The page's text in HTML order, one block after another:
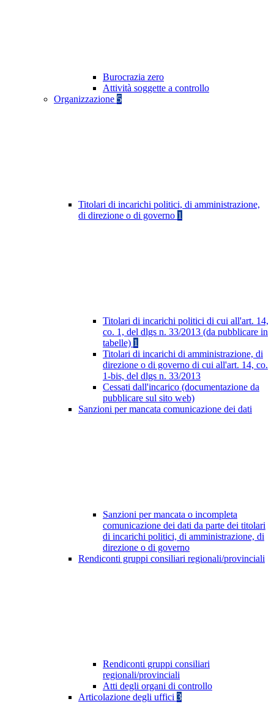
Burocrazia zero
Attività soggette a controllo
Organizzazione 5
Titolari di incarichi politici, di amministrazione,
di direzione o di governo 1
Titolari di incarichi politici di cui all'art. 14,
co. 1, del dlgs n. 33/2013 (da pubblicare in
tabelle) 1
Titolari di incarichi di amministrazione, di
direzione o di governo di cui all'art. 14, co.
1-bis, del dlgs n. 33/2013
Cessati dall'incarico (documentazione da
pubblicare sul sito web)
Sanzioni per mancata comunicazione dei dati
Sanzioni per mancata o incompleta
comunicazione dei dati da parte dei titolari
di incarichi politici, di amministrazione, di
direzione o di governo
Rendiconti gruppi consiliari regionali/provinciali
Rendiconti gruppi consiliari
regionali/provinciali
Atti degli organi di controllo
Articolazione degli uffici 3